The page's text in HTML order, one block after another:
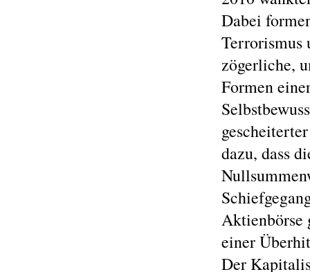
Dabei
zögerliche,
Formen
dazu, dass
Aktienbörse
einer
Der